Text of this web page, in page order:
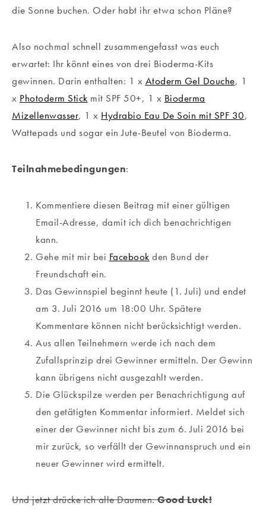
die Sonne buchen. Oder habt ihr etwa schon Pläne?
Also nochmal schnell zusammengefasst was euch
erwartet: Ihr könnt eines von drei Bioderma-Kits
gewinnen. Darin enthalten: 1 x Atoderm Gel Douche, 1
x Photoderm Stick mit SPF 50+, 1 x Bioderma
Mizellenwasser, 1 x Hydrabio Eau De Soin mit SPF 30,
Wattepads und sogar ein Jute-Beutel von Bioderma.
Teilnahmebedingungen:
Kommentiere diesen Beitrag mit einer gültigen
Email-Adresse, damit ich dich benachrichtigen
kann.
Gehe mit mir bei Facebook den Bund der
Freundschaft ein.
Das Gewinnspiel beginnt heute (1. Juli) und endet
am 3. Juli 2016 um 18:00 Uhr. Spätere
Kommentare können nicht berücksichtigt werden.
Aus allen Teilnehmern werde ich nach dem
Zufallsprinzip drei Gewinner ermitteln. Der Gewinn
kann übrigens nicht ausgezahlt werden.
Die Glückspilze werden per Benachrichtigung auf
den getätigten Kommentar informiert. Meldet sich
einer der Gewinner nicht bis zum 6. Juli 2016 bei
mir zurück, so verfällt der Gewinnanspruch und ein
neuer Gewinner wird ermittelt.
Und jetzt drücke ich alle Daumen.Good Luck!